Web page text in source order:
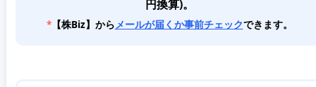
円換算)。
*【株Biz】からメールが届くか事前チェックできます。